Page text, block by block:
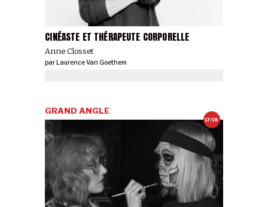
CINÉASTE ET THÉRAPEUTE CORPORELLE
Anne Closset
par Laurence Van Goethem
17/18
GRAND ANGLE